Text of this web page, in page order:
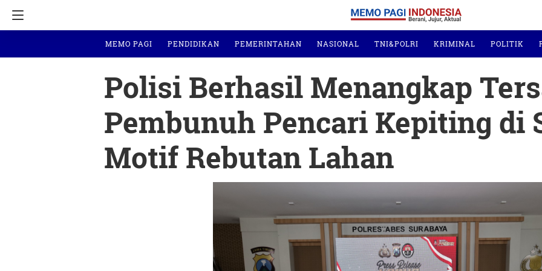
MEMO PAGI PENDIDIKAN PEMERINTAHAN NASIONAL TNI&POLRI KRIMINAL POLITIK
Polisi Berhasil Menangkap
Pembunuh Pencari Kepiting di
Motif Rebutan Lahan